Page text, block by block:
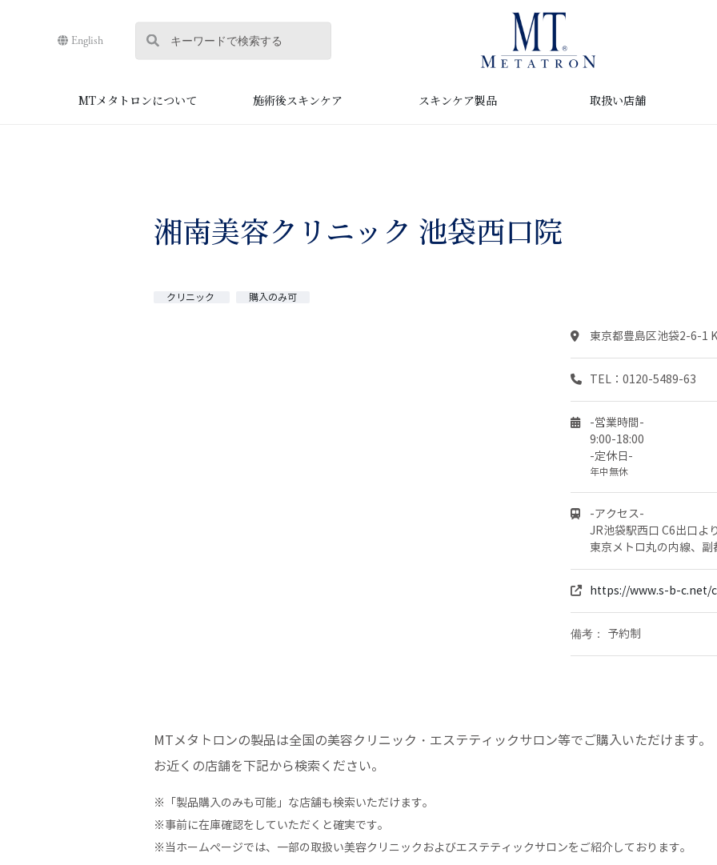
English
MTメタトロンについて 施術後スキンケア スキンケア製品 取扱い店舗
湘南美容クリニック 池袋西口院
クリニック 購入のみ可
東京都豊島区池袋2-6-1
TEL：0120-5489-63
-営業時間-
9:00-18:00
-定休日-
年中無休
-アクセス-
JR池袋駅西口 C6出口よ
東京メトロ丸の内線、
https://www.s-b-
予約制
MTメタトロンの製品は全国の美容クリニック・エステティックサロン等でご購入いただけます。
お近くの店舗を下記から検索ください。
※「製品購入のみも可能」な店舗も検索いただけます。
※事前に在庫確認をしていただくと確実です。
※当ホームぺージでは、一部の取扱い美容クリニックおよびエステティックサロンをご紹介しております。